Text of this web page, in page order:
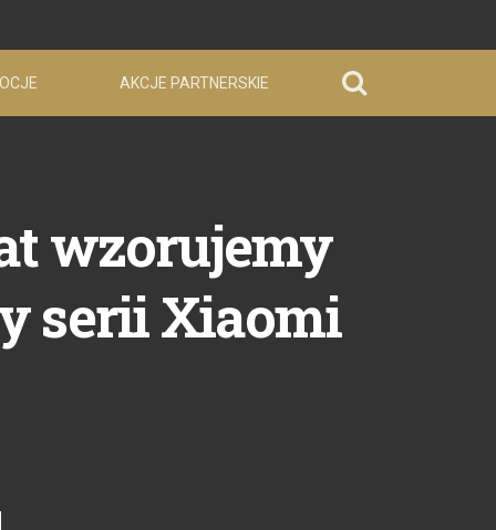
AKCJE PARTNERSKIE
wzorujemy
serii Xiaomi